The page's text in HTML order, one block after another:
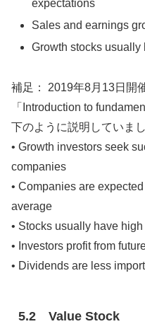
expectations
Sales and earnings
Growth stocks
補足： 2019年8月13日開
「Introduction to
下のように説明していまし
• Growth investors seek
companies
• Companies are
average
• Stocks usually have
• Investors profit from
• Dividends are less
5.2 Value Stock